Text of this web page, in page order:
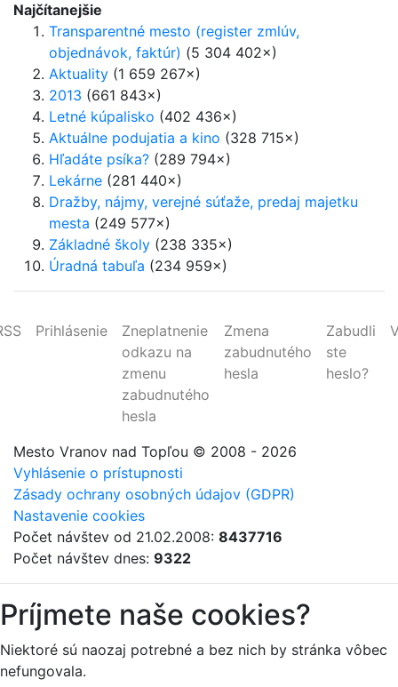
Najčítanejšie
Transparentné mesto (register zmlúv,
objednávok, faktúr) (5 304 402×)
Aktuality (1 659 267×)
2013 (661 843×)
Letné kúpalisko (402 436×)
Aktuálne podujatia a kino (328 715×)
Hľadáte psíka? (289 794×)
Lekárne (281 440×)
Dražby, nájmy, verejné súťaže, predaj majetku
mesta (249 577×)
Základné školy (238 335×)
Úradná tabuľa (234 959×)
Prihlásenie
Zneplatnenie
odkazu na
zmenu
zabudnutého
hesla
Zmena
zabudnutého
hesla
Zabudli
ste
heslo?
Mesto Vranov nad Topľou © 2008 - 2026
Vyhlásenie o prístupnosti
Zásady ochrany osobných údajov (GDPR)
Nastavenie cookies
Počet návštev od 21.02.2008: 8437716
Počet návštev dnes: 9322
Príjmete naše cookies?
Niektoré sú naozaj potrebné a bez nich by stránka vôbec
nefungovala.